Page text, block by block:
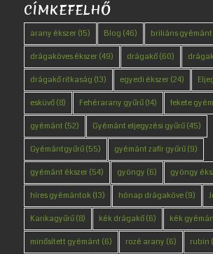
CÍMKEFELHŐ
arany ékszer(15) Blog (46) briliáns gyémánt
drágaköves ékszer(49) drágakő(60)
drágakő ritkaság (13) egyedi ékszer(24)
esküvő(8) Fehérarany gyűrű(14) fekete
gyémánt (52) Gyémánt eljegyzési gyűrű(45)
Gyémántgyűrű(55) gyémánt zafír gyűrű(9)
gyémánt ékszer(54) gyöngy (6) gyöngy
híres gyémántok(13) hónap drágaköve(9)
Karikagyűrű(8) kék drágakő(6) kék
minősített gyémánt (6) rozé arany (6) rubin